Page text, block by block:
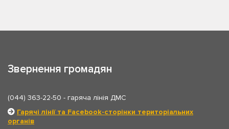
Звернення громадян
(044) 363-22-50 - гаряча лінія ДМС
Гарячі лінії та Facebook-сторінки територіальних
органів